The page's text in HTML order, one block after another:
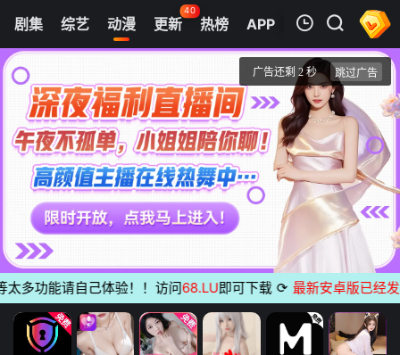
剧集 综艺 动漫 更新
40
热榜 APP
第1集
尖帽子的魔法工坊
清空
能请自己体验！！访问 68.LU即可下载 ⟳ 最新安卓版已经发布无